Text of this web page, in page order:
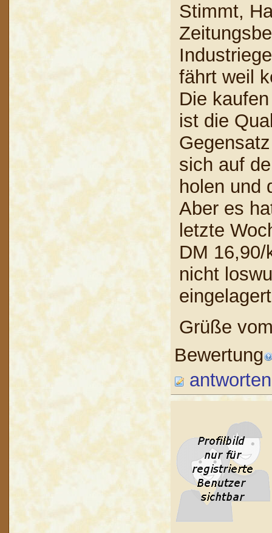
Stimmt,
fährt weil
Die
ist die
sich auf
holen und
Aber es
letzte
DM
nicht
Grüße
Bewertung
antworten